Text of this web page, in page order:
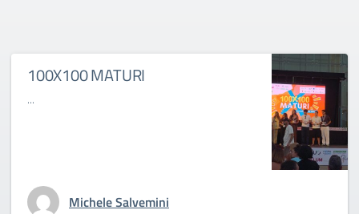
100X100 MATURI
...
Michele Salvemini